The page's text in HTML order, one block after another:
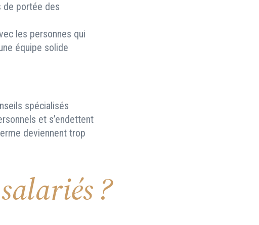
de portée des
les personnes qui
équipe solide
spécialisés
et s’endettent
deviennent trop
?